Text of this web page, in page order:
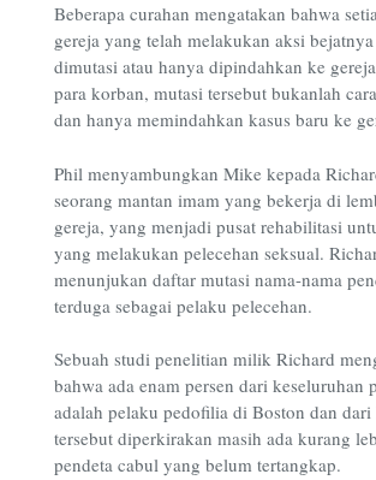
Beberapa curahan mengatakan bahwa
gereja yang telah melakukan aksi
dimutasi atau hanya dipindahkan ke
para korban, mutasi tersebut bukanlah
dan hanya memindahkan kasus baru ke
Phil menyambungkan Mike kepada
seorang mantan imam yang bekerja di
gereja, yang menjadi pusat rehabilitasi
yang melakukan pelecehan seksual.
menunjukan daftar mutasi nama-nama
terduga sebagai pelaku pelecehan.
Sebuah studi penelitian milik Richard
bahwa ada enam persen dari keseluruhan
adalah pelaku pedofilia di Boston dan
tersebut diperkirakan masih ada kurang
pendeta cabul yang belum tertangkap.